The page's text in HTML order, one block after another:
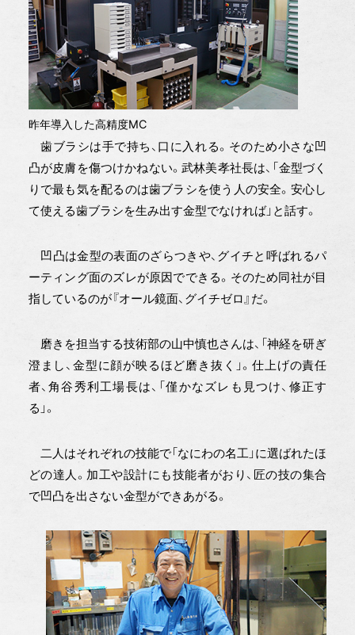
昨年導入した高精度MC
歯ブラシは手で持ち、口に入れる。そのため小さな凹
凸が皮膚を傷つけかねない。武林美孝社長は、「金型づく
りで最も気を配るのは歯ブラシを使う人の安全。安心し
て使える歯ブラシを生み出す金型でなければ」と話す。
凹凸は金型の表面のざらつきや、グイチと呼ばれるパ
ーティング面のズレが原因でできる。そのため同社が目
指しているのが『オール鏡面、グイチゼロ』だ。
磨きを担当する技術部の山中慎也さんは、「神経を研ぎ
澄まし、金型に顔が映るほど磨き抜く」。仕上げの責任
者、角谷秀利工場長は、「僅かなズレも見つけ、修正す
る」。
二人はそれぞれの技能で「なにわの名工」に選ばれたほ
どの達人。加工や設計にも技能者がおり、匠の技の集合
で凹凸を出さない金型ができあがる。